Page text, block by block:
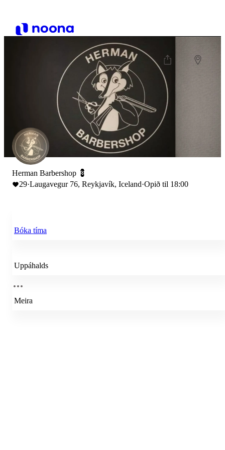
Herman Barbershop 💈
29·Laugavegur 76, Reykjavík, Iceland·Opið til 18:00
Bóka tíma
Uppáhalds
Meira